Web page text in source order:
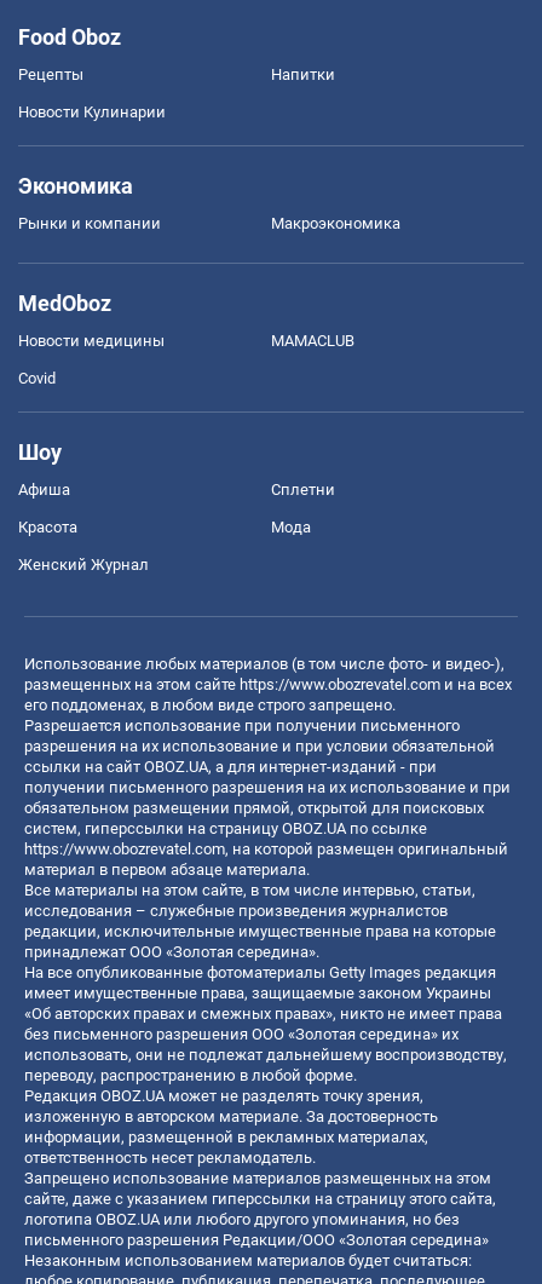
Food Oboz
Рецепты Напитки
Новости Кулинарии
Экономика
Рынки и компании Mакроэкономика
MedOboz
Новости медицины MAMACLUB
Covid
Шоу
Афиша Сплетни
Красота Мода
Женский Журнал
Использование любых материалов (в том числе фото- и видео-),
размещенных на этом сайте https://www.obozrevatel.com и на всех
его поддоменах, в любом виде строго запрещено.
Разрешается использование при получении письменного
разрешения на их использование и при условии обязательной
ссылки на сайт OBOZ.UA, а для интернет-изданий - при
получении письменного разрешения на их использование и при
обязательном размещении прямой, открытой для поисковых
систем, гиперссылки на страницу OBOZ.UA по ссылке
https://www.obozrevatel.com, на которой размещен оригинальный
материал в первом абзаце материала.
Все материалы на этом сайте, в том числе интервью, статьи,
исследования – служебные произведения журналистов
редакции, исключительные имущественные права на которые
принадлежат ООО «Золотая середина».
На все опубликованные фотоматериалы Getty Images редакция
имеет имущественные права, защищаемые законом Украины
«Об авторских правах и смежных правах», никто не имеет права
без письменного разрешения ООО «Золотая середина» их
использовать, они не подлежат дальнейшему воспроизводству,
переводу, распространению в любой форме.
Редакция OBOZ.UA может не разделять точку зрения,
изложенную в авторском материале. За достоверность
информации, размещенной в рекламных материалах,
ответственность несет рекламодатель.
Запрещено использование материалов размещенных на этом
сайте, даже с указанием гиперссылки на страницу этого сайта,
логотипа OBOZ.UA или любого другого упоминания, но без
письменного разрешения Редакции/ООО «Золотая середина»
Незаконным использованием материалов будет считаться: